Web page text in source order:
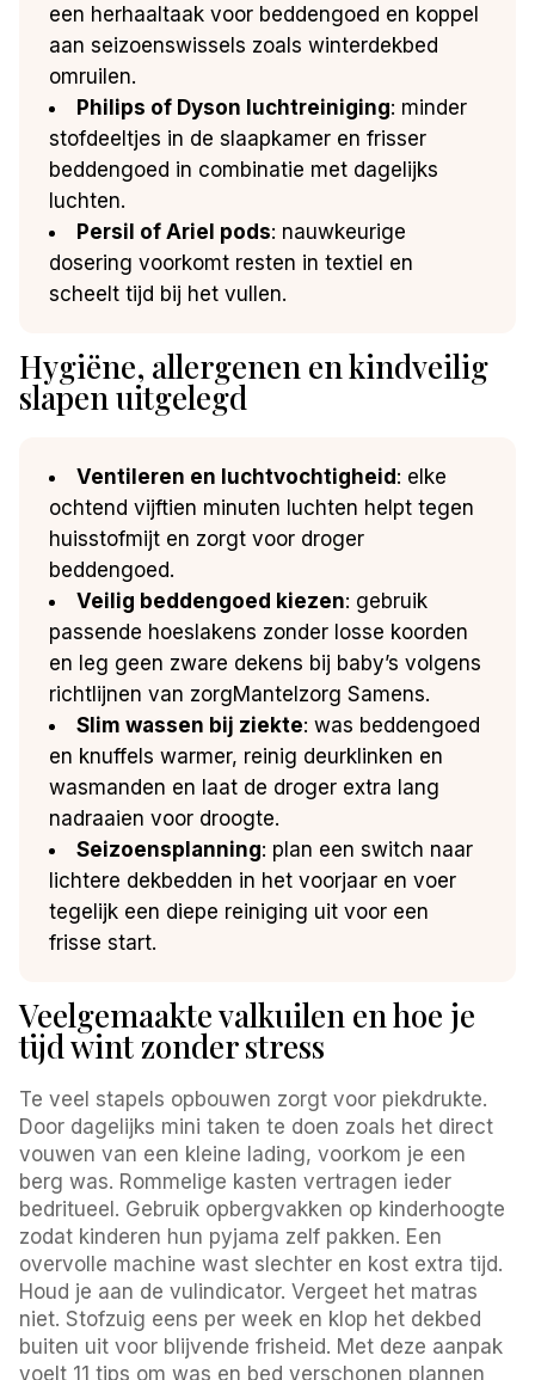
een herhaaltaak voor beddengoed en koppel
aan seizoenswissels zoals winterdekbed
omruilen.
Philips of Dyson luchtreiniging: minder
stofdeeltjes in de slaapkamer en frisser
beddengoed in combinatie met dagelijks
luchten.
Persil of Ariel pods: nauwkeurige
dosering voorkomt resten in textiel en
scheelt tijd bij het vullen.
Hygiëne, allergenen en kindveilig
slapen uitgelegd
Ventileren en luchtvochtigheid: elke
ochtend vijftien minuten luchten helpt tegen
huisstofmijt en zorgt voor droger
beddengoed.
Veilig beddengoed kiezen: gebruik
passende hoeslakens zonder losse koorden
en leg geen zware dekens bij baby’s volgens
richtlijnen van zorgMantelzorg Samens.
Slim wassen bij ziekte: was beddengoed
en knuffels warmer, reinig deurklinken en
wasmanden en laat de droger extra lang
nadraaien voor droogte.
Seizoensplanning: plan een switch naar
lichtere dekbedden in het voorjaar en voer
tegelijk een diepe reiniging uit voor een
frisse start.
Veelgemaakte valkuilen en hoe je
tijd wint zonder stress
Te veel stapels opbouwen zorgt voor piekdrukte.
Door dagelijks mini taken te doen zoals het direct
vouwen van een kleine lading, voorkom je een
berg was. Rommelige kasten vertragen ieder
bedritueel. Gebruik opbergvakken op kinderhoogte
zodat kinderen hun pyjama zelf pakken. Een
overvolle machine wast slechter en kost extra tijd.
Houd je aan de vulindicator. Vergeet het matras
niet. Stofzuig eens per week en klop het dekbed
buiten uit voor blijvende frisheid. Met deze aanpak
voelt 11 tips om was en bed verschonen plannen